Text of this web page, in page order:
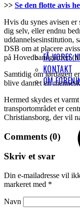
FÅ VORES
KONTAKT
OM
>> Se den flotte avis
Hvis du synes avisen er
dig selv, eller endnu
uddannelsesinstitution,
DSB om at placere
på Hovedbanegården
Samtidig om lørdagen
blive dannet en
Hermed skydes et
transportområdet er
Christiansborg, der vil
Comments (0)
Skriv et svar
Din e-mailadresse vil
markeret med *
Navn